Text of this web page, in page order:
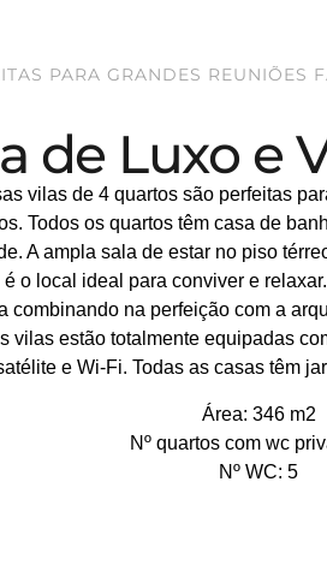
PARA GRANDES REUNIÕES
de Luxo e
vilas de 4 quartos são perfeitas
Todos os quartos têm casa de
A ampla sala de estar no piso
o local ideal para conviver e
combinando na perfeição com a
vilas estão totalmente equipadas
e Wi-Fi. Todas as casas têm
Área: 346 m2
Nº quartos com wc
Nº WC: 5